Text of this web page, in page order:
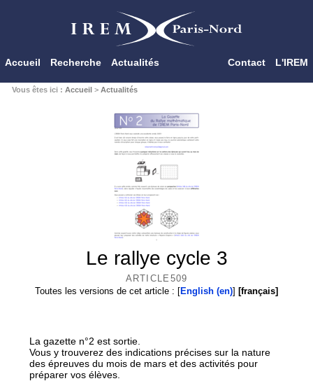
Accueil Recherche Actualités Contact L'IREM
Vous êtes ici : Accueil> Actualités
Le rallye cycle 3
ARTICLE509
Toutes les versions de cet article :
English [français]
La gazette n°2 est sortie.
Vous y trouverez des indications précises sur la nature
des épreuves du mois de mars et des activités pour
préparer vos élèves.